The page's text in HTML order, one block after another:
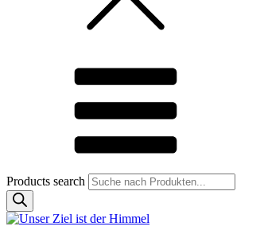
Products search